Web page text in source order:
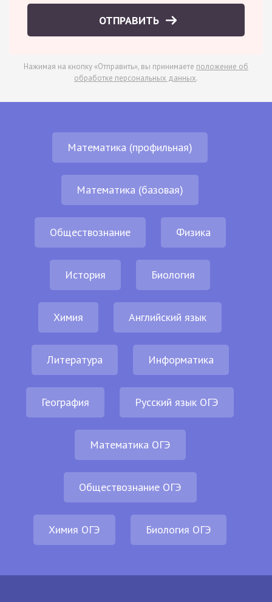
ОТПРАВИТЬ
Нажимая на кнопку «Отправить», вы принимаете положение об
обработке персональных данных.
Математика (профильная)
Математика (базовая)
Обществознание Физика
История Биология
Химия Английский язык
Литература Информатика
География Русский язык ОГЭ
Математика ОГЭ
Обществознание ОГЭ
Химия ОГЭ Биология ОГЭ